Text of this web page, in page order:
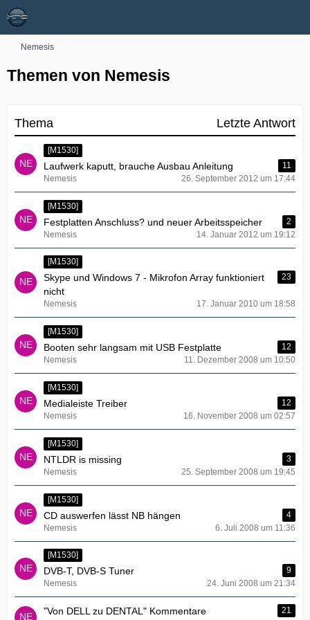
Nemesis
Themen von Nemesis
Thema Letzte Antwort
[M1530]
Laufwerk kaputt, brauche Ausbau Anleitung
11
Nemesis
26. September 2012 um 17:44
[M1530]
Festplatten Anschluss? und neuer Arbeitsspeicher
2
Nemesis
14. Januar 2012 um 19:12
[M1530]
Skype und Windows 7 - Mikrofon Array funktioniert
nicht
23
Nemesis 17. Januar 2010 um 18:58
[M1530]
Booten sehr langsam mit USB Festplatte
12
Nemesis
11. Dezember 2008 um 10:50
[M1530]
Medialeiste Treiber
12
Nemesis
16. November 2008 um 02:57
[M1530]
NTLDR is missing
3
Nemesis
25. September 2008 um 19:45
[M1530]
CD auswerfen lässt NB hängen
4
Nemesis
6. Juli 2008 um 11:36
[M1530]
DVB-T, DVB-S Tuner
9
Nemesis
24. Juni 2008 um 21:34
"Von DELL zu DENTAL" Kommentare
21